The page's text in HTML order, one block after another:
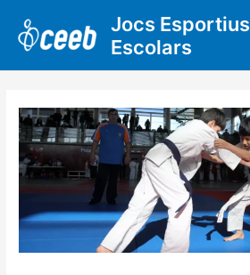
contingut
Jocs Esportius
Escolars